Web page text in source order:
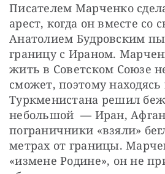
Писателем Марченко
арест, когда он вместе со
Анатолием Будровским
границу с Ираном.
жить в Советском Союзе
сможет, поэтому
Туркменистана решил
небольшой  — Иран,
пограничники «взяли»
метрах от границы.
«измене Родине», он не